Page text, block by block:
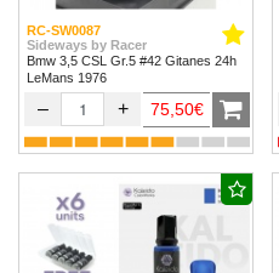
RC-SW0087
Sideways by Racer
Bmw 3,5 CSL Gr.5 #42 Gitanes 24h
LeMans 1976
– + 75,50€